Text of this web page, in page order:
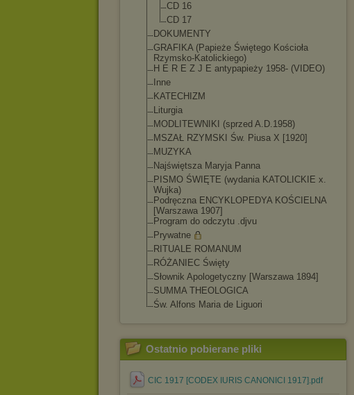
CD 16
CD 17
DOKUMENTY
GRAFIKA (Papieże Świętego Kościoła
Rzymsko-Katolickiego)
H E R E Z J E antypapieży 1958- (VIDEO)
Inne
KATECHIZM
Liturgia
MODLITEWNIKI (sprzed A.D.1958)
MSZAŁ RZYMSKI Św. Piusa X [1920]
MUZYKA
Najświętsza Maryja Panna
PISMO ŚWIĘTE (wydania KATOLICKIE x.
Wujka)
Podręczna ENCYKLOPEDYA KOŚCIELNA
[Warszawa 1907]
Program do odczytu .djvu
Prywatne
RITUALE ROMANUM
RÓŻANIEC Święty
Słownik Apologetyczny [Warszawa 1894]
SUMMA THEOLOGICA
Św. Alfons Maria de Liguori
Ostatnio pobierane pliki
CIC 1917 [CODEX IURIS CANONICI 1917].pdf